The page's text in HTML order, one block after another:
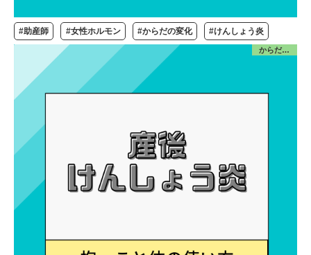
#助産師 #女性ホルモン #からだの変化 #けんしょう炎
からだ／産前産後